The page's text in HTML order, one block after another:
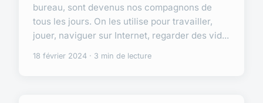
bureau, sont devenus nos compagnons de
tous les jours. On les utilise pour travailler,
jouer, naviguer sur Internet, regarder des vid...
18 février 2024 · 3 min de lecture